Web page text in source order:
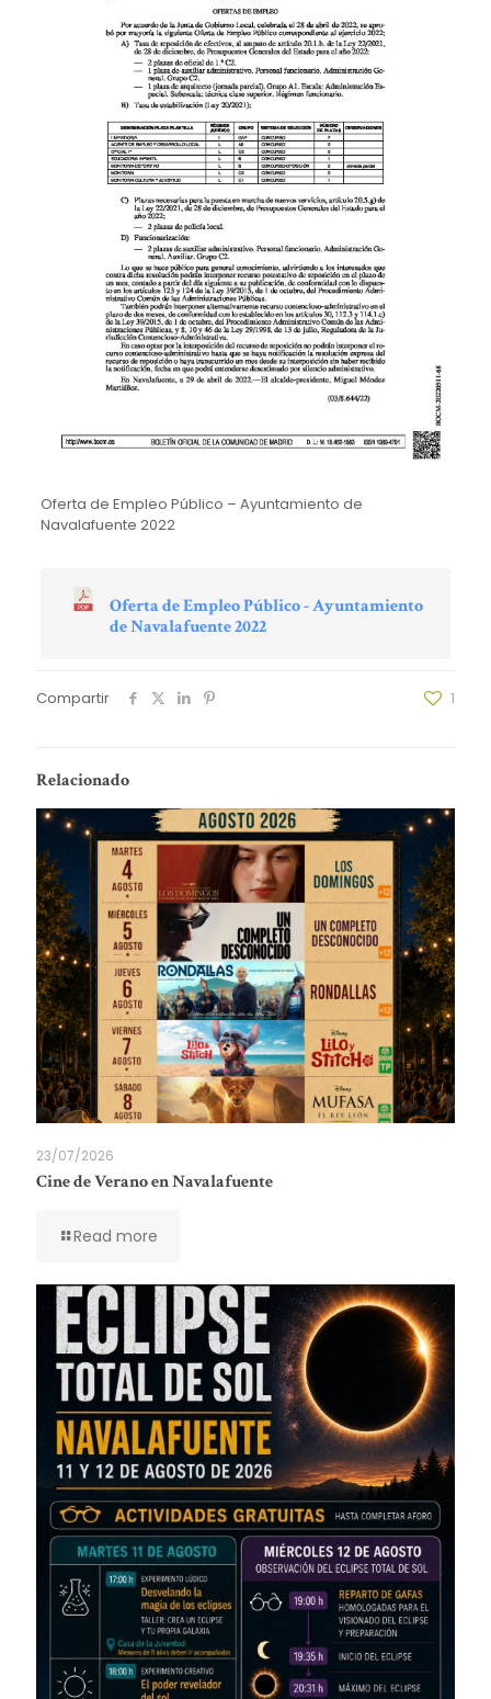
Oferta de Empleo Público – Ayuntamiento de
Navalafuente 2022
Oferta de Empleo Público - Ayuntamiento
de Navalafuente 2022
Compartir 1
Relacionado
23/07/2026
Cine de Verano en Navalafuente
Read more